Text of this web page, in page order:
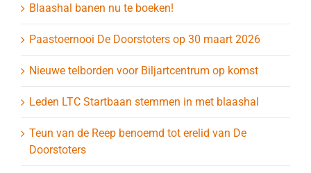
Blaashal banen nu te boeken!
Paastoernooi De Doorstoters op 30 maart 2026
Nieuwe telborden voor Biljartcentrum op komst
Leden LTC Startbaan stemmen in met blaashal
Teun van de Reep benoemd tot erelid van De
Doorstoters